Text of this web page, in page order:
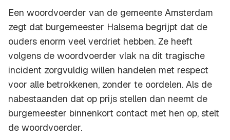
Een woordvoerder van de gemeente Amsterdam
zegt dat burgemeester Halsema begrijpt dat de
ouders enorm veel verdriet hebben. Ze heeft
volgens de woordvoerder vlak na dit tragische
incident zorgvuldig willen handelen met respect
voor alle betrokkenen, zonder te oordelen. Als de
nabestaanden dat op prijs stellen dan neemt de
burgemeester binnenkort contact met hen op, stelt
de woordvoerder.